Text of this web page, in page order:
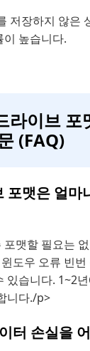
저장하지 않은
이 높습니다.
라이브 포
(FAQ)
포맷은 얼마
맷할 필요는
도우 오류 빈
있습니다. 1~2
니다./p>
터 손실을